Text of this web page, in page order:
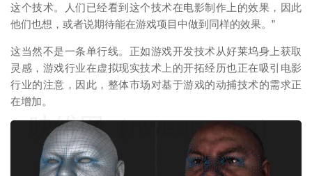
这个技术。人们已经看到这个技术在电影制作上的效果，因此
他们也想，或者说期待能在游戏项目中做到同样的效果。”
这当然不是一条单行线。正如游戏开发技术从好莱坞身上获取
灵感，游戏行业在虚拟现实技术上的开拓经历也正在吸引电影
行业的注意，因此，整体市场对基于游戏的动捕技术的需求正
在增加。
映维网（nweon.com）